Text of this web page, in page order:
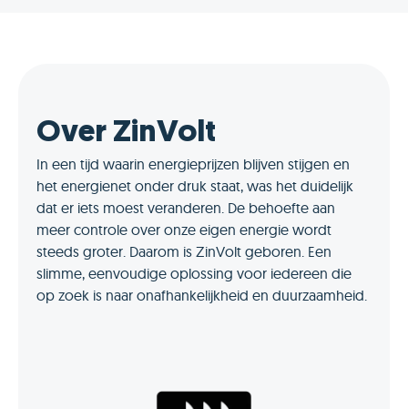
Over ZinVolt
In een tijd waarin energieprijzen blijven stijgen en
het energienet onder druk staat, was het duidelijk
dat er iets moest veranderen. De behoefte aan
meer controle over onze eigen energie wordt
steeds groter. Daarom is ZinVolt geboren. Een
slimme, eenvoudige oplossing voor iedereen die
op zoek is naar onafhankelijkheid en duurzaamheid.